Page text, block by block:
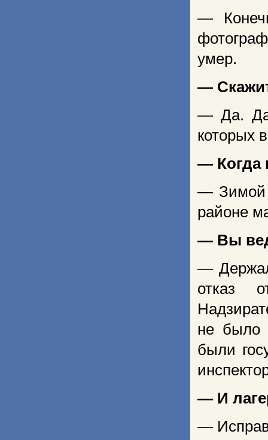
—
умер.
—
— Да.
которых
— Когда
— Зимой
районе
— Вы
—
отказ
не было
были
— И
—